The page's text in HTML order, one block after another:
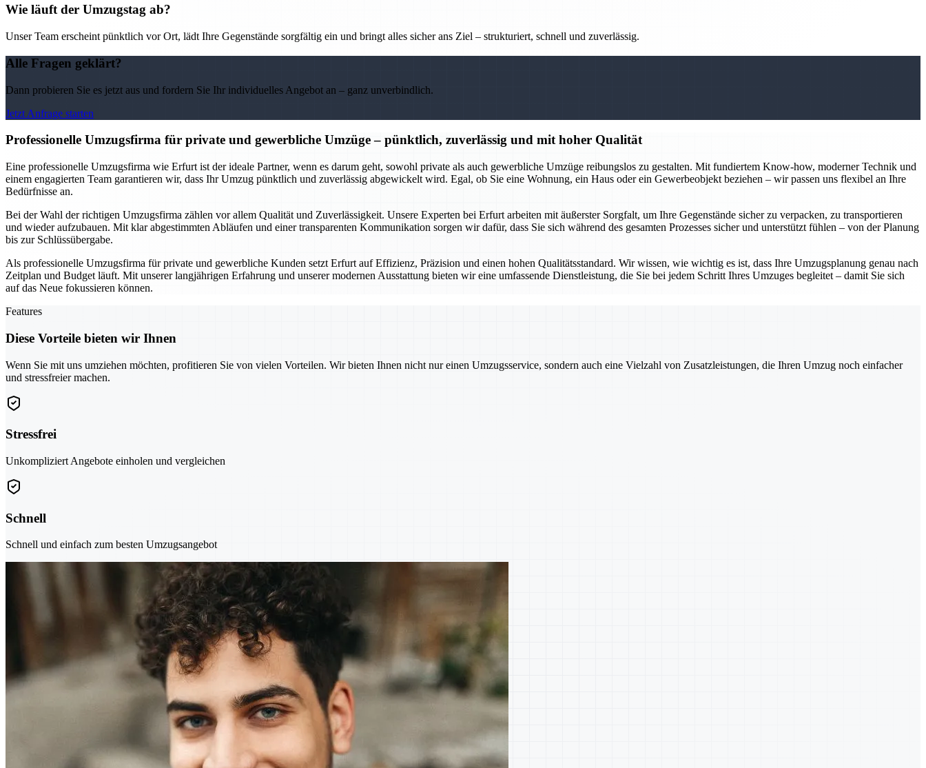
Wie läuft der Umzugstag ab?
Unser Team erscheint pünktlich vor Ort, lädt Ihre Gegenstände sorgfältig ein und bringt alles sicher ans Ziel – strukturiert, schnell und zuverlässig.
Alle Fragen geklärt?
Dann probieren Sie es jetzt aus und fordern Sie Ihr individuelles Angebot an – ganz unverbindlich.
Jetzt Anfrage starten
Professionelle Umzugsfirma für private und gewerbliche Umzüge – pünktlich, zuverlässig und mit hoher Qualität
Eine professionelle Umzugsfirma wie Erfurt ist der ideale Partner, wenn es darum geht, sowohl private als auch gewerbliche Umzüge reibungslos zu gestalten. Mit fundiertem Know-how, moderner Technik und
einem engagierten Team garantieren wir, dass Ihr Umzug pünktlich und zuverlässig abgewickelt wird. Egal, ob Sie eine Wohnung, ein Haus oder ein Gewerbeobjekt beziehen – wir passen uns flexibel an Ihre
Bedürfnisse an.
Bei der Wahl der richtigen Umzugsfirma zählen vor allem Qualität und Zuverlässigkeit. Unsere Experten bei Erfurt arbeiten mit äußerster Sorgfalt, um Ihre Gegenstände sicher zu verpacken, zu transportieren
und wieder aufzubauen. Mit klar abgestimmten Abläufen und einer transparenten Kommunikation sorgen wir dafür, dass Sie sich während des gesamten Prozesses sicher und unterstützt fühlen – von der Planung
bis zur Schlüssübergabe.
Als professionelle Umzugsfirma für private und gewerbliche Kunden setzt Erfurt auf Effizienz, Präzision und einen hohen Qualitätsstandard. Wir wissen, wie wichtig es ist, dass Ihre Umzugsplanung genau nach
Zeitplan und Budget läuft. Mit unserer langjährigen Erfahrung und unserer modernen Ausstattung bieten wir eine umfassende Dienstleistung, die Sie bei jedem Schritt Ihres Umzuges begleitet – damit Sie sich
auf das Neue fokussieren können.
Features
Diese Vorteile bieten wir Ihnen
Wenn Sie mit uns umziehen möchten, profitieren Sie von vielen Vorteilen. Wir bieten Ihnen nicht nur einen Umzugsservice, sondern auch eine Vielzahl von Zusatzleistungen, die Ihren Umzug noch einfacher
und stressfreier machen.
Stressfrei
Unkompliziert Angebote einholen und vergleichen
Schnell
Schnell und einfach zum besten Umzugsangebot